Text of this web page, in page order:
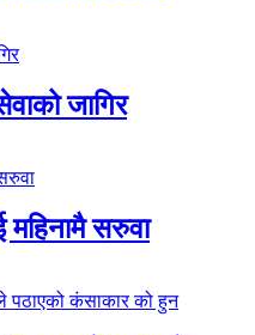
जागिर
महिनामै सरुवा